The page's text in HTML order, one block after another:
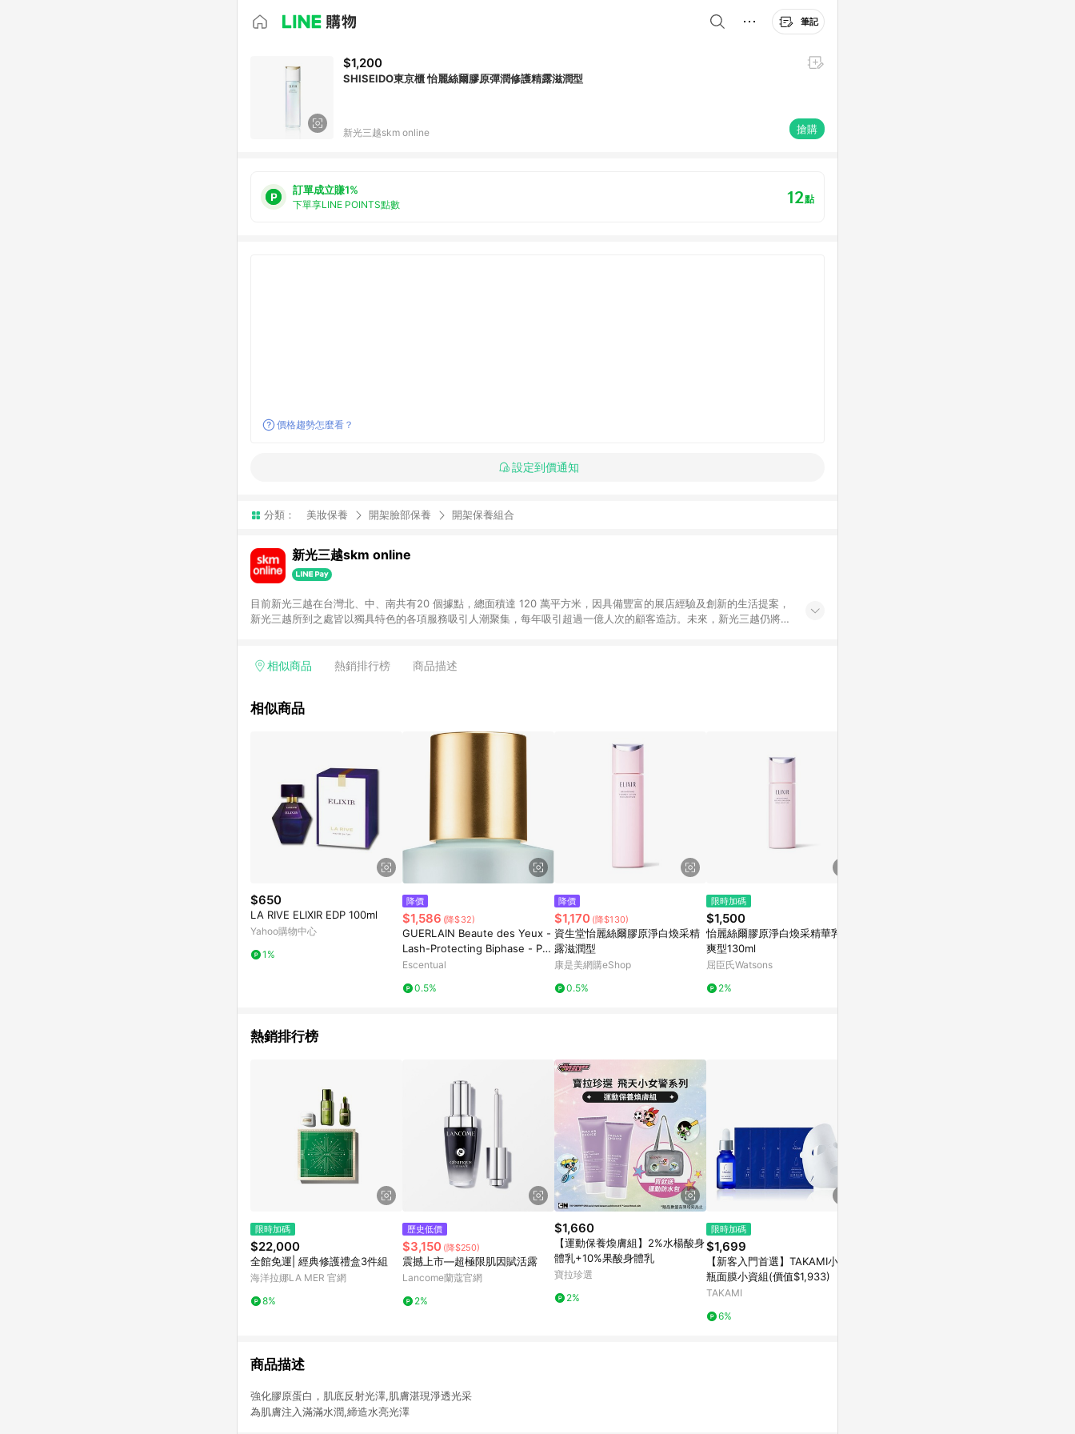
筆記
$1,200
SHISEIDO東京櫃 怡麗絲爾膠原彈潤修護精露滋潤型
新光三越skm online 搶購
訂單成立賺1%
下單享LINE POINTS點數 12點
價格趨勢怎麼看？
設定到價通知
分類： 美妝保養 開架臉部保養 開架保養組合
新光三越skm online
目前新光三越在台灣北、中、南共有20 個據點，總面積達 120 萬平方米，因具備豐富的展店經驗及創新的生活提案，
新光三越所到之處皆以獨具特色的各項服務吸引人潮聚集，每年吸引超過一億人次的顧客造訪。未來，新光三越仍將秉
相似商品 熱銷排行榜 商品描述
相似商品
$650
LA RIVE ELIXIR EDP 100ml
Yahoo購物中心
1%
降價
$1,586 (降$32)
GUERLAIN Beaute des Yeux -
Lash-Protecting Biphase - Pur
e Radiance Cleanser 125ml
Escentual
0.5%
降價
$1,170 (降$130)
資生堂怡麗絲爾膠原淨白煥采精
露滋潤型
康是美網購eShop
0.5%
限時加碼
$1,500
怡麗絲爾膠原淨白煥采精華乳清
爽型130ml
屈臣氏Watsons
2%
熱銷排行榜
限時加碼
$22,000
全館免運| 經典修護禮盒3件組
海洋拉娜LA MER 官網
8%
歷史低價
$3,150 (降$250)
震撼上市—超極限肌因賦活露
Lancome蘭蔻官網
2%
$1,660
【運動保養煥膚組】2%水楊酸身
體乳+10%果酸身體乳
寶拉珍選
2%
限時加碼
$1,699
【新客入門首選】TAKAMI小藍
瓶面膜小資組(價值$1,933)
TAKAMI
6%
商品描述
強化膠原蛋白，肌底反射光澤,肌膚湛現淨透光采
為肌膚注入滿滿水潤,締造水亮光澤